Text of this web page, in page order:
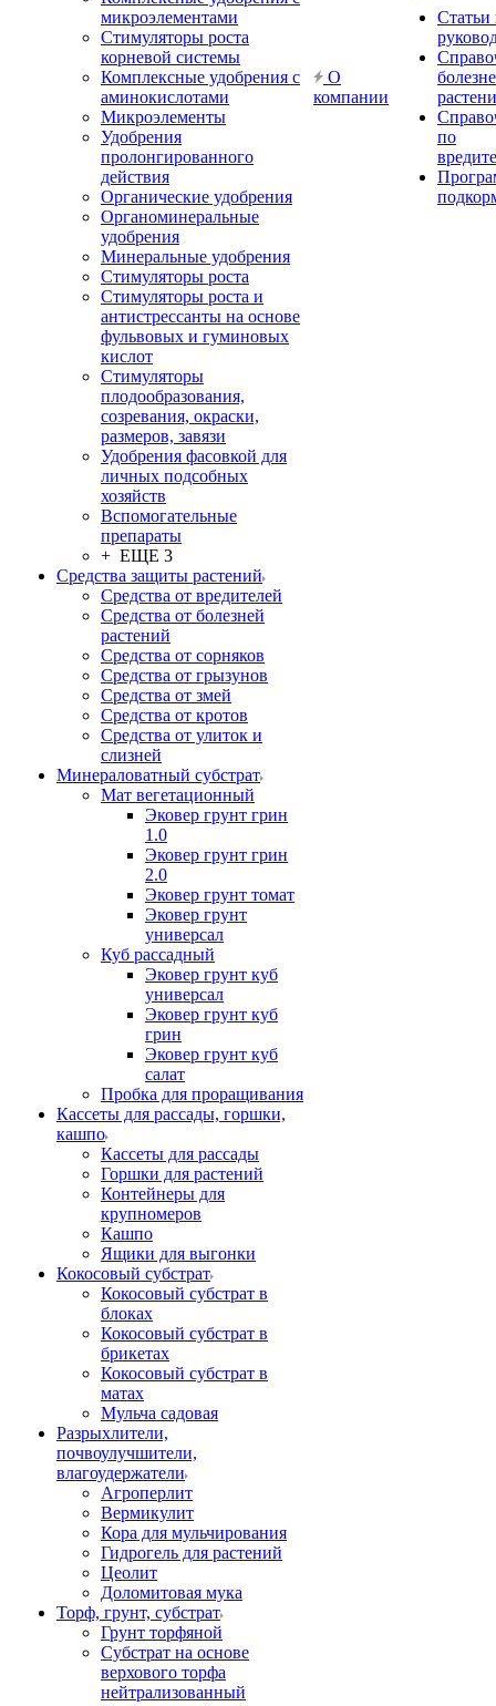
микроэлементами
Стимуляторы роста
корневой системы
Комплексные удобрения с
аминокислотами
Микроэлементы
Удобрения
пролонгированного
действия
Органические удобрения
Органоминеральные
удобрения
Минеральные удобрения
Стимуляторы роста
Стимуляторы роста и
антистрессанты на основе
фульвовых и гуминовых
кислот
Стимуляторы
плодообразования,
созревания, окраски,
размеров, завязи
Удобрения фасовкой для
личных подсобных
хозяйств
Вспомогательные
препараты
+ ЕЩЕ 3
Средства защиты растений
Средства от вредителей
Средства от болезней
растений
Средства от сорняков
Средства от грызунов
Средства от змей
Средства от кротов
Средства от улиток и
слизней
Минераловатный субстрат
Мат вегетационный
Эковер грунт грин
1.0
Эковер грунт грин
2.0
Эковер грунт томат
Эковер грунт
универсал
Куб рассадный
Эковер грунт куб
универсал
Эковер грунт куб
грин
Эковер грунт куб
салат
Пробка для проращивания
Кассеты для рассады, горшки,
кашпо
Кассеты для рассады
Горшки для растений
Контейнеры для
крупномеров
Кашпо
Ящики для выгонки
Кокосовый субстрат
Кокосовый субстрат в
блоках
Кокосовый субстрат в
брикетах
Кокосовый субстрат в
матах
Мульча садовая
Разрыхлители,
почвоулучшители,
влагоудержатели
Агроперлит
Вермикулит
Кора для мульчирования
Гидрогель для растений
Цеолит
Доломитовая мука
Торф, грунт, субстрат
Грунт торфяной
Субстрат на основе
верхового торфа
нейтрализованный
О
компании
Статьи
по